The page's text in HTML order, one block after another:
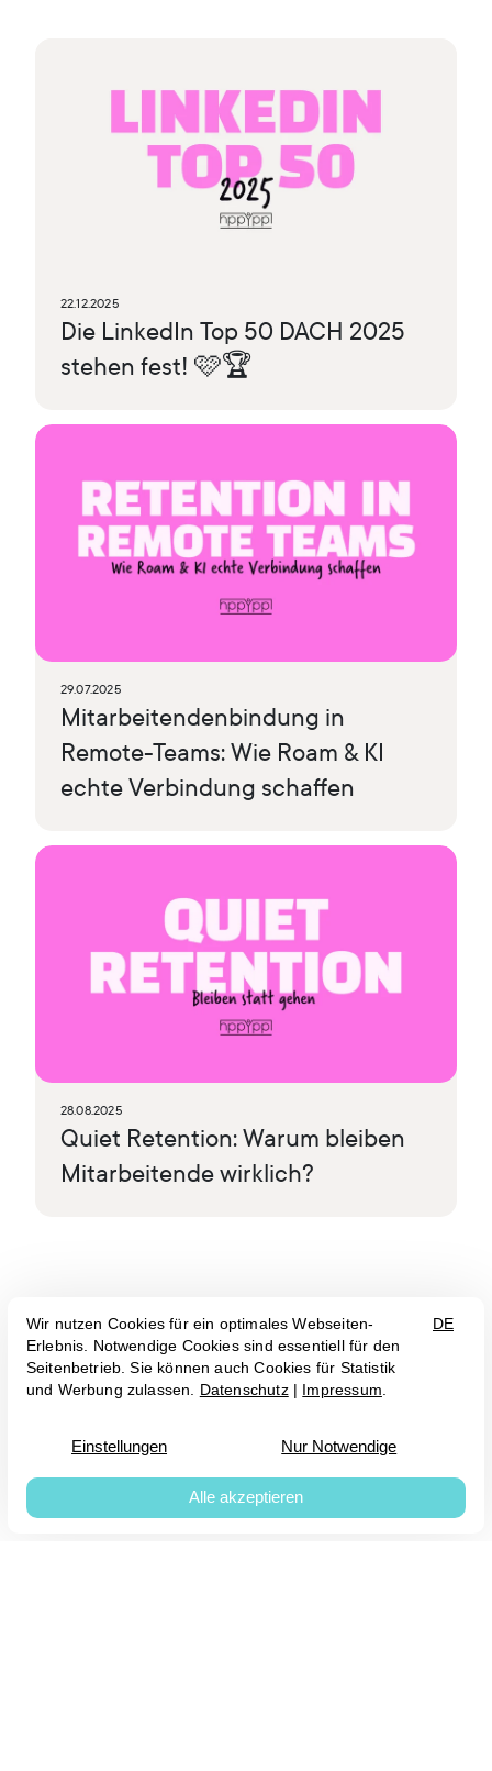
22.12.2025
Die LinkedIn Top 50 DACH 2025
stehen fest! 🩷🏆
29.07.2025
Mitarbeitendenbindung in
Remote-Teams: Wie Roam & KI
echte Verbindung schaffen
28.08.2025
Quiet Retention: Warum bleiben
Mitarbeitende wirklich?